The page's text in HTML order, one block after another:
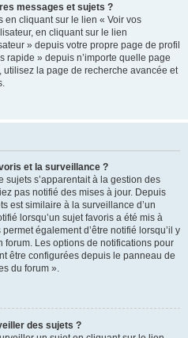
messages et sujets ?
en cliquant sur le lien « Voir vos
en cliquant sur le lien
» depuis votre propre page de profil
rapide » depuis n’importe quelle page
la page de recherche avancée et
et la surveillance ?
sujets s’apparentait à la gestion des
pas notifié des mises à jour. Depuis
est similaire à la surveillance d’un
lorsqu’un sujet favoris a été mis à
également d’être notifié lorsqu’il y
Les options de notifications pour
être configurées depuis le panneau de
du forum ».
des sujets ?